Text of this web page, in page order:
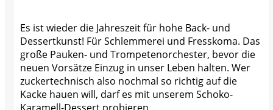
Es ist wieder die Jahreszeit für hohe Back- und
Dessertkunst! Für Schlemmerei und Fresskoma. Das
große Pauken- und Trompetenorchester, bevor die
neuen Vorsätze Einzug in unser Leben halten. Wer
zuckertechnisch also nochmal so richtig auf die
Kacke hauen will, darf es mit unserem Schoko-